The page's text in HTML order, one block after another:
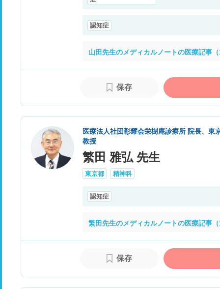
認知症
山田先生のメディカルノートの医療記事
保存
医療法人社団彰耀会栄樹庵診療所 院長、
教授
繁田 雅弘 先生
東京都 精神科
認知症
繁田先生のメディカルノートの医療記事
保存